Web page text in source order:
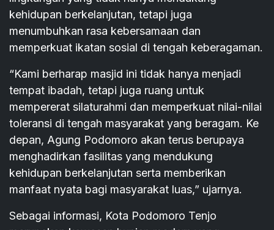
kehidupan berkelanjutan, tetapi juga
menumbuhkan rasa kebersamaan dan
memperkuat ikatan sosial di tengah keberagaman.
“Kami berharap masjid ini tidak hanya menjadi
tempat ibadah, tetapi juga ruang untuk
mempererat silaturahmi dan memperkuat nilai-nilai
toleransi di tengah masyarakat yang beragam. Ke
depan, Agung Podomoro akan terus berupaya
menghadirkan fasilitas yang mendukung
kehidupan berkelanjutan serta memberikan
manfaat nyata bagi masyarakat luas,” ujarnya.
Sebagai informasi, Kota Podomoro Tenjo